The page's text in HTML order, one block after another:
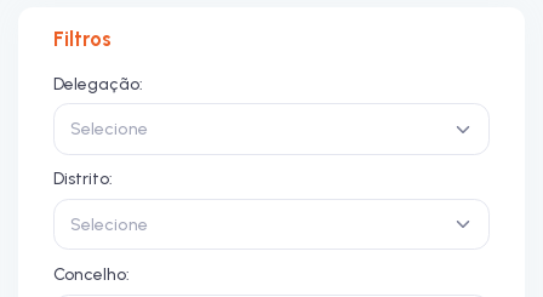
Filtros
Delegação:
Selecione
Distrito:
Selecione
Concelho: